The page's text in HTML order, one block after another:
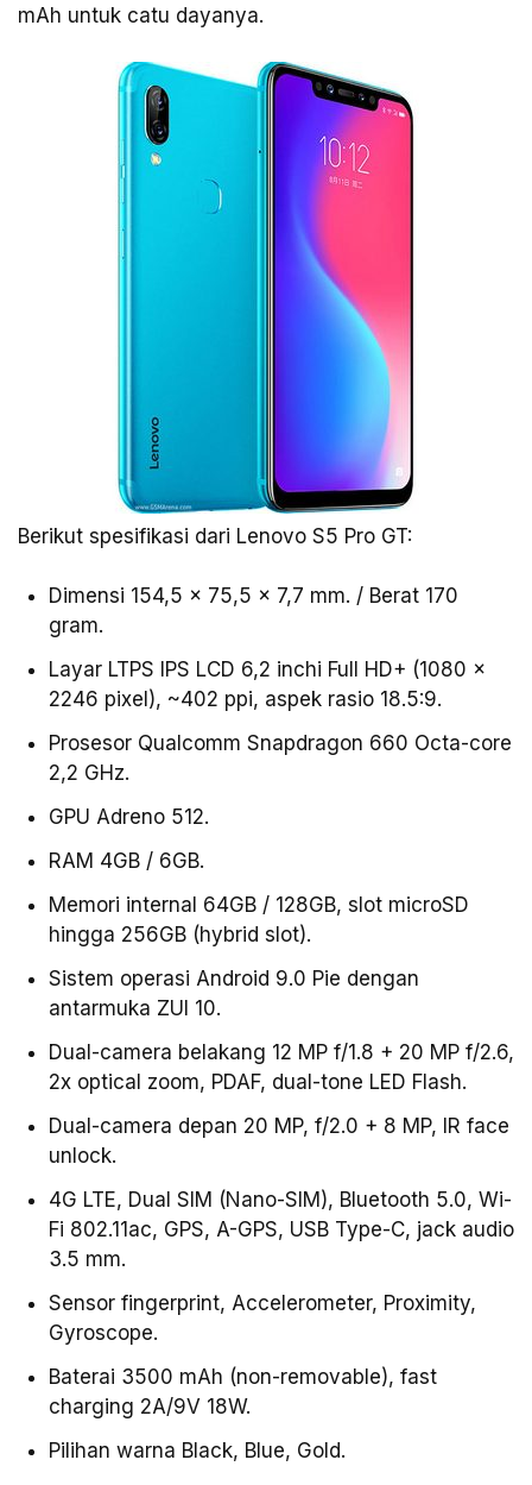
mAh untuk catu dayanya.
Berikut spesifikasi dari Lenovo S5 Pro GT:
Dimensi 154,5 x 75,5 x 7,7 mm. / Berat 170
gram.
Layar LTPS IPS LCD 6,2 inchi Full HD+ (1080 x
2246 pixel), ~402 ppi, aspek rasio 18.5:9.
Prosesor Qualcomm Snapdragon 660 Octa-core
2,2 GHz.
GPU Adreno 512.
RAM 4GB / 6GB.
Memori internal 64GB / 128GB, slot microSD
hingga 256GB (hybrid slot).
Sistem operasi Android 9.0 Pie dengan
antarmuka ZUI 10.
Dual-camera belakang 12 MP f/1.8 + 20 MP f/2.6,
2x optical zoom, PDAF, dual-tone LED Flash.
Dual-camera depan 20 MP, f/2.0 + 8 MP, IR face
unlock.
4G LTE, Dual SIM (Nano-SIM), Bluetooth 5.0, Wi-
Fi 802.11ac, GPS, A-GPS, USB Type-C, jack audio
3.5 mm.
Sensor fingerprint, Accelerometer, Proximity,
Gyroscope.
Baterai 3500 mAh (non-removable), fast
charging 2A/9V 18W.
Pilihan warna Black, Blue, Gold.